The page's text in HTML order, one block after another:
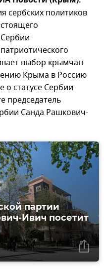
сербских политиков
выбор крымчан
Крыма в Россию
о статусе Сербии
председатель
Санда Рашкович-
партии
Ивич посетит